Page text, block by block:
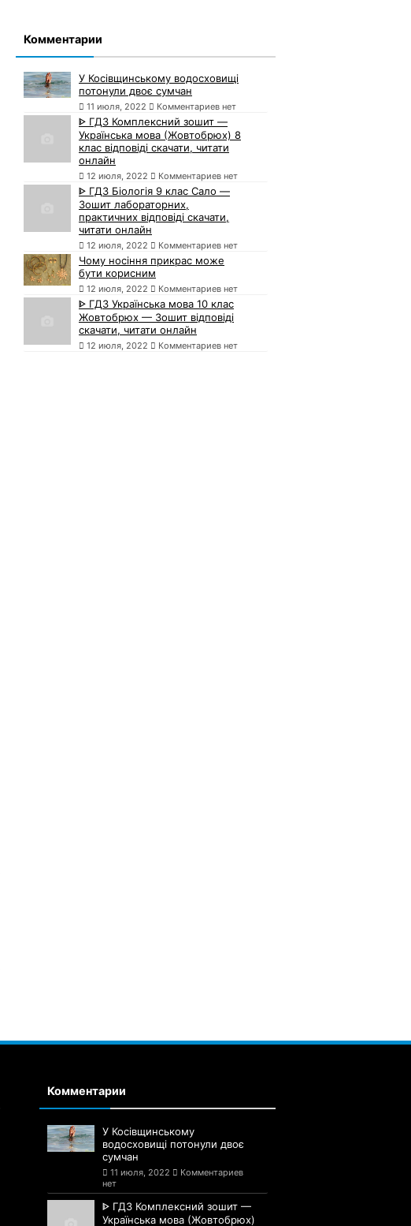
Комментарии
У Косівщинському водосховищі
потонули двоє сумчан
11 июля, 2022 Комментариев нет
ᐈ ГДЗ Комплексний зошит —
Українська мова (Жовтобрюх) 8
клас відповіді скачати, читати
онлайн
12 июля, 2022 Комментариев нет
ᐈ ГДЗ Біологія 9 клас Сало —
Зошит лабораторних,
практичних відповіді скачати,
читати онлайн
12 июля, 2022 Комментариев нет
Чому носіння прикрас може
бути корисним
12 июля, 2022 Комментариев нет
ᐈ ГДЗ Українська мова 10 клас
Жовтобрюх — Зошит відповіді
скачати, читати онлайн
12 июля, 2022 Комментариев нет
Комментарии
У Косівщинському
водосховищі потонули двоє
сумчан
11 июля, 2022
Комментариев
нет
ᐈ ГДЗ Комплексний зошит —
Українська мова (Жовтобрюх)